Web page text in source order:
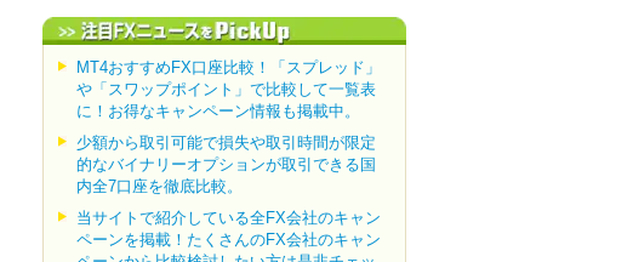
MT4おすすめFX口座比較！「スプレッド」
や「スワップポイント」で比較して一覧表
に！お得なキャンペーン情報も掲載中。
少額から取引可能で損失や取引時間が限定
的なバイナリーオプションが取引できる国
内全7口座を徹底比較。
当サイトで紹介している全FX会社のキャン
ペーンを掲載！たくさんのFX会社のキャン